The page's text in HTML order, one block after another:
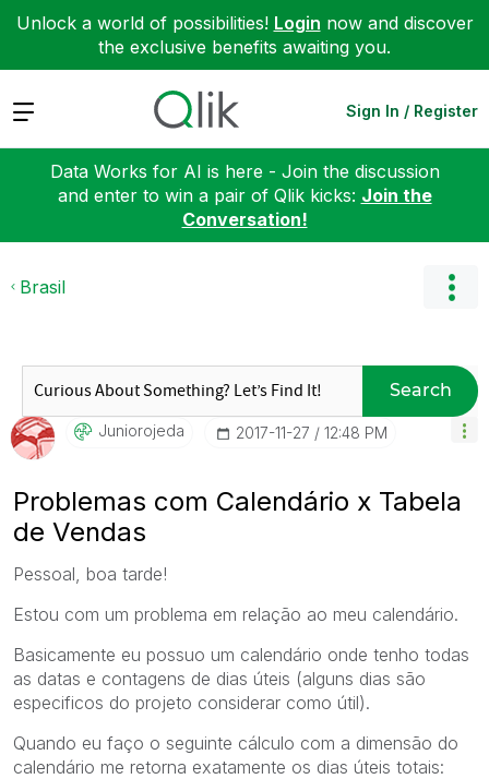
Unlock a world of possibilities! Login now and discover
the exclusive benefits awaiting you.
Expand Sign In / Register
Data Works for AI is here - Join the discussion
and enter to win a pair of Qlik kicks: Join the
Conversation!
Brasil
Search
Juniorojeda ‎2017-11-27 12:48 PM
Problemas com Calendário x Tabela
de Vendas
Pessoal, boa tarde!
Estou com um problema em relação ao meu calendário.
Basicamente eu possuo um calendário onde tenho todas
as datas e contagens de dias úteis (alguns dias são
especificos do projeto considerar como útil).
Quando eu faço o seguinte cálculo com a dimensão do
calendário me retorna exatamente os dias úteis totais: